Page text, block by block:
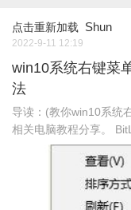
点击重新加载 Shun
2022-9-11 12:19
win10系统右键菜
法
导读：(教你win10系统
相关电脑教程分享。